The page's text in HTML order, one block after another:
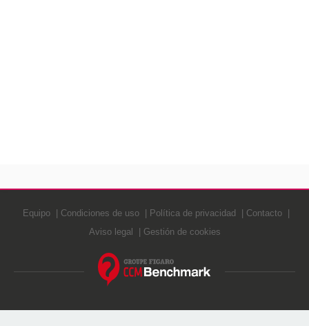
Equipo Condiciones de uso Política de privacidad
Contacto
Aviso legal
Gestión de cookies